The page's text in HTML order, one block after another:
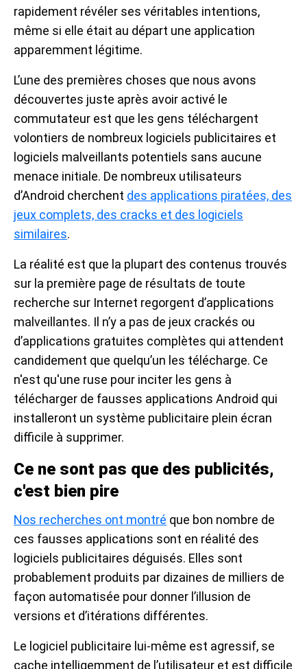
rapidement révéler ses véritables intentions,
même si elle était au départ une application
apparemment légitime.
L’une des premières choses que nous avons
découvertes juste après avoir activé le
commutateur est que les gens téléchargent
volontiers de nombreux logiciels publicitaires et
logiciels malveillants potentiels sans aucune
menace initiale. De nombreux utilisateurs
d’Android cherchent des applications piratées, des
jeux complets, des cracks et des logiciels
similaires.
La réalité est que la plupart des contenus trouvés
sur la première page de résultats de toute
recherche sur Internet regorgent d’applications
malveillantes. Il n’y a pas de jeux crackés ou
d’applications gratuites complètes qui attendent
candidement que quelqu’un les télécharge. Ce
n'est qu'une ruse pour inciter les gens à
télécharger de fausses applications Android qui
installeront un système publicitaire plein écran
difficile à supprimer.
Ce ne sont pas que des publicités,
c'est bien pire
Nos recherches ont montré que bon nombre de
ces fausses applications sont en réalité des
logiciels publicitaires déguisés. Elles sont
probablement produits par dizaines de milliers de
façon automatisée pour donner l’illusion de
versions et d’itérations différentes.
Le logiciel publicitaire lui-même est agressif, se
cache intelligemment de l’utilisateur et est difficile